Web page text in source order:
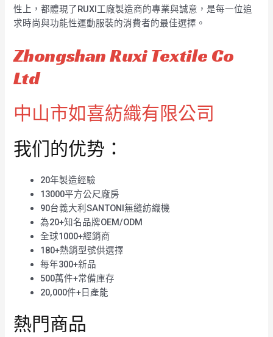
性上，都體現了RUXI工廠製造商的專業與誠意，是每一位追
求時尚與功能性運動服裝的消費者的最佳選擇。
Zhongshan Ruxi Textile Co
Ltd
中山市如喜紡織有限公司
我们的优势：
20年製造經驗
13000平方公尺廠房
90台義大利SANTONI無縫紡織機
為20+知名品牌OEM/ODM
全球1000+經銷商
180+熱銷型號供選擇
每年300+新品
500萬件+常備庫存
20,000件+日產能
熱門商品